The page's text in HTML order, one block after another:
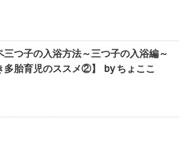
三つ子の入浴方法～三つ子の入浴編～
多胎育児のススメ②】 by ちょここ